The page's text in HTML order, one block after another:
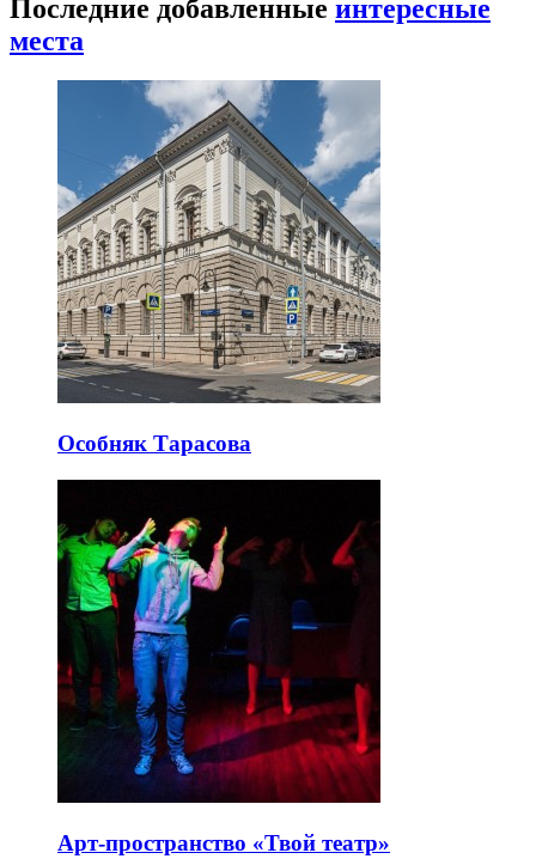
Последние добавленные интересные
места
Особняк Тарасова
Арт-пространство «Твой театр»